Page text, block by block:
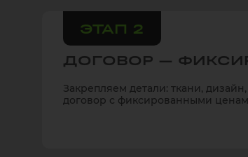
ЭТАП 2
ДОГОВОР —
Закрепляем детали: ткани,
договор с фиксированными